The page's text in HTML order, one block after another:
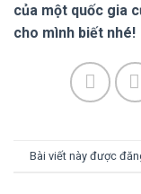
của một quốc gia
cho mình biết nhé!
Bài viết này được